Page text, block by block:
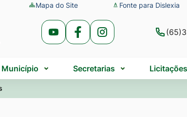
Mapa do Site Fonte para Dislexia
Acessar
Rede
Social
Youtube
Acessar
Rede
Social
Facebook
Acessar
Rede
Social
Instagram
Município Secretarias Licitações